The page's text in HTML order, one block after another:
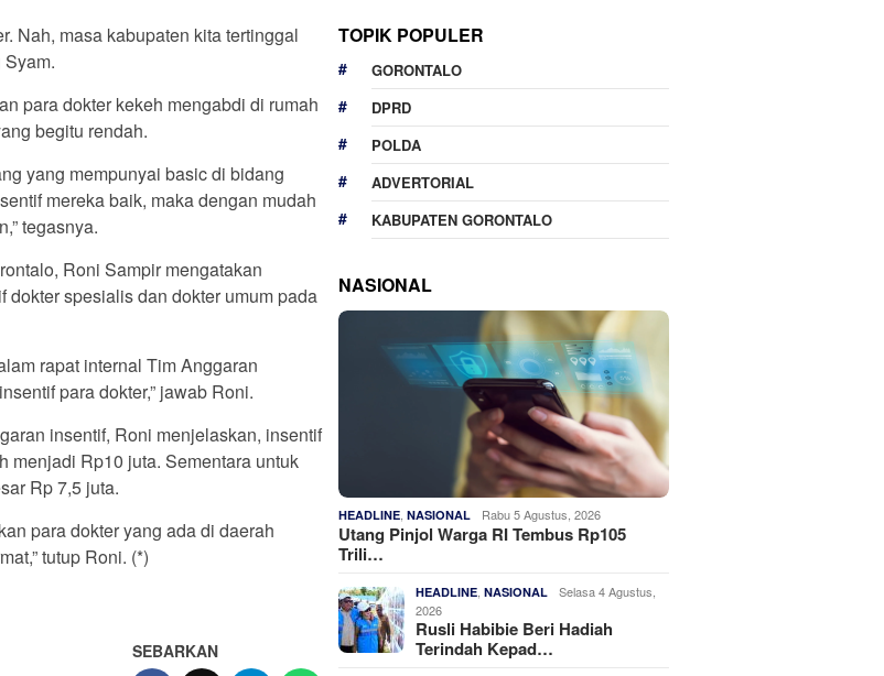
Nah, masa kabupaten kita tertinggal
Syam.
para dokter kekeh mengabdi di rumah
begitu rendah.
yang mempunyai basic di bidang
mereka baik, maka dengan mudah
tegasnya.
Roni Sampir mengatakan
spesialis dan dokter umum pada
rapat internal Tim Anggaran
para dokter,” jawab Roni.
insentif, Roni menjelaskan, insentif
menjadi Rp10 juta. Sementara untuk
Rp 7,5 juta.
para dokter yang ada di daerah
tutup Roni. (*)
SEBARKAN
TOPIK POPULER
GORONTALO
DPRD
POLDA
ADVERTORIAL
KABUPATEN GORONTALO
NASIONAL
HEADLINE ,NASIONAL Rabu 5 Agustus, 2026
Utang Pinjol Warga RI Tembus Rp105
Trili…
HEADLINE ,NASIONAL
Selasa 4 Agustus,
2026
Rusli Habibie Beri Hadiah
Terindah Kepad…